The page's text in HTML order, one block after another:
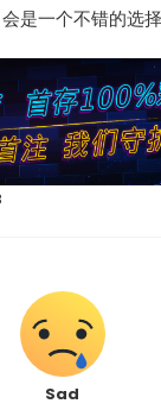
是一个不错的选择
Sad